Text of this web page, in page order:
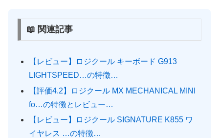
📖 関連記事
【レビュー】ロジクール キーボード G913
LIGHTSPEED…の特徴…
【評価4.2】ロジクール MX MECHANICAL MINI
fo…の特徴とレビュー…
【レビュー】ロジクール SIGNATURE K855 ワ
イヤレス …の特徴…